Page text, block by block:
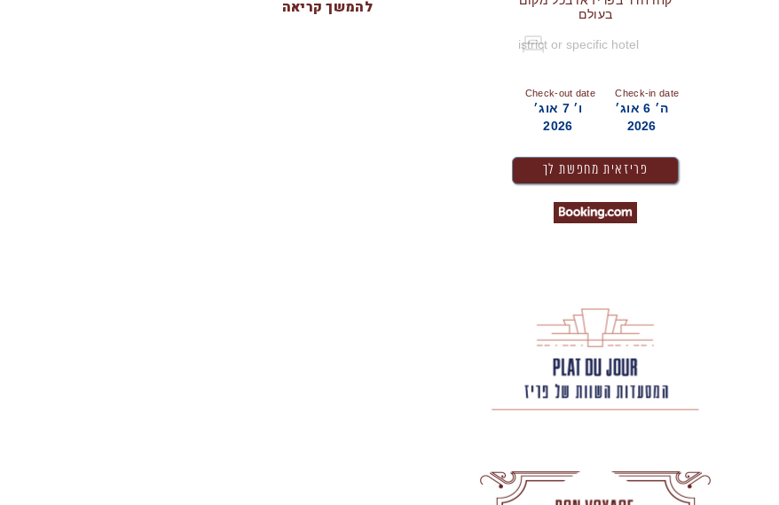
להמשך קריאה
בעולם
Check-in date
ה׳ 6 אוג׳
2026
Check-out date
ו׳ 7 אוג׳
2026